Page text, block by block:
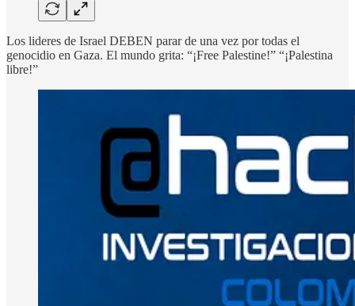
Los lideres de Israel DEBEN parar de una vez por todas el
genocidio en Gaza. El mundo grita: “¡Free Palestine!” “¡Palestina
libre!”